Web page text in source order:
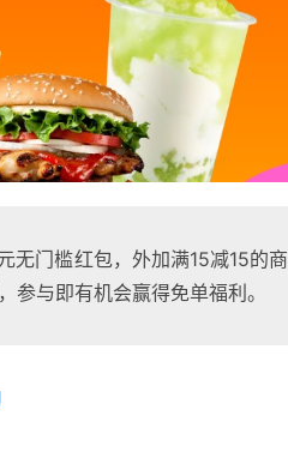
门槛红包，外加满15减15的
与即有机会赢得免单福利。